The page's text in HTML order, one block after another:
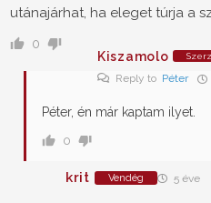
utánajárhat, ha eleget túrja a
0
Kiszamolo
Reply to Péter
Péter, én már kaptam ilyet.
0
krit Vendég 5 éve